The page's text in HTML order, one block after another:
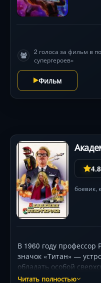
2 голоса за фильм в
супергероев»
Фильм
4.8
боевик,
В 1960 году профессор
значок «Титан» —
обладать особой
молодых людей,
Читать полностью